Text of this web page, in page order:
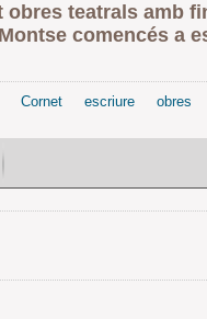
teatrals amb
comencés a
Cornet escriure obres